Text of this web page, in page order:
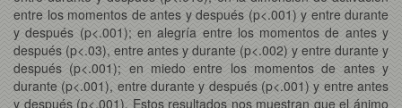
entre los momentos de antes y después (p<.001) y entre durante
y después (p<.001); en alegría entre los momentos de antes y
después (p<.03), entre antes y durante (p<.002) y entre durante y
después (p<.001); en miedo entre los momentos de antes y
durante (p<.001), entre durante y después (p<.001) y entre antes
y después (p<.001). Estos resultados nos muestran que el ánimo